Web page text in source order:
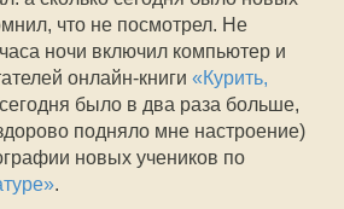
что не посмотрел. Не
ночи включил компьютер и
онлайн-книги «Курить,
было в два раза больше,
подняло мне настроение)
новых учеников по
.